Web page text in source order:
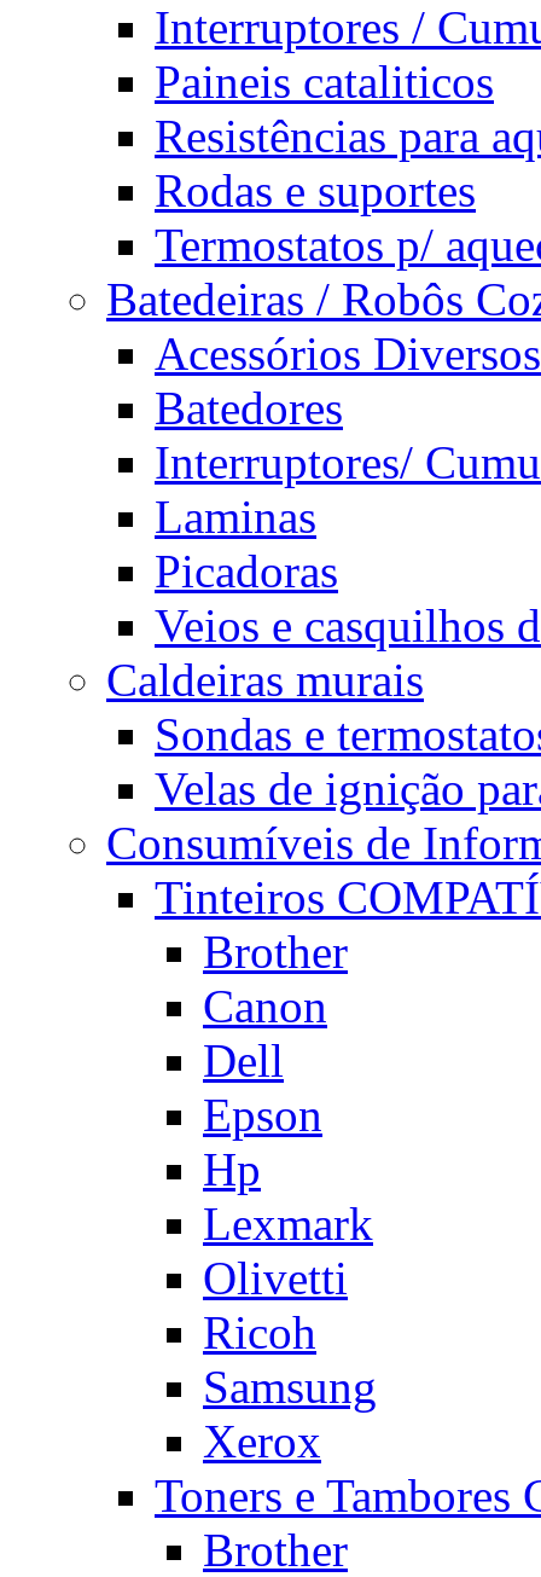
Interruptores /
Paineis cataliticos
Resistências para
Rodas e suportes
Termostatos p/
Batedeiras / Robôs
Acessórios Diversos
Batedores
Interruptores/
Laminas
Picadoras
Veios e casquilhos
Caldeiras murais
Sondas e
Velas de ignição
Consumíveis de
Tinteiros
Brother
Canon
Dell
Epson
Hp
Lexmark
Olivetti
Ricoh
Samsung
Xerox
Toners e
Brother